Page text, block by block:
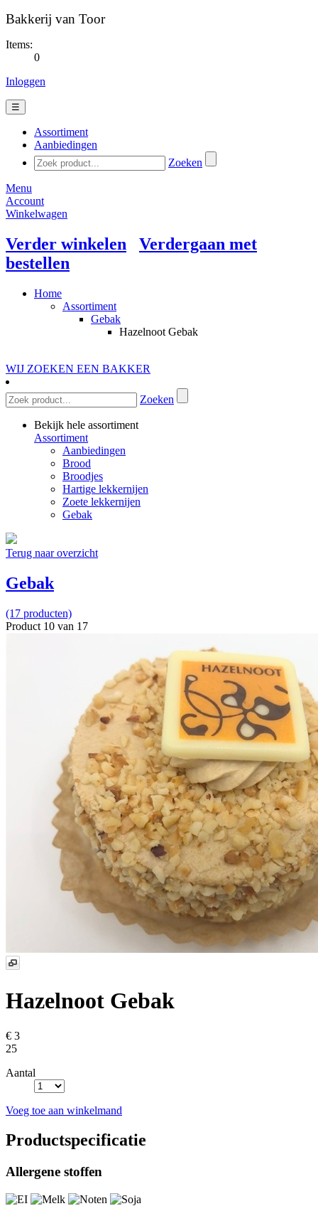
Bakkerij van Toor
Items:
0
Inloggen
☰
Assortiment
Aanbiedingen
Zoeken
Menu
Account
Winkelwagen
Verder winkelen
Verdergaan met
bestellen
Home
Assortiment
Gebak
Hazelnoot Gebak
WIJ ZOEKEN EEN BAKKER
Zoeken
Bekijk hele assortiment
Assortiment
Aanbiedingen
Brood
Broodjes
Hartige lekkernijen
Zoete lekkernijen
Gebak
Terug naar overzicht
Gebak
(17 producten)
Product 10 van 17
Hazelnoot Gebak
€ 3
25
Aantal
Voeg toe aan winkelmand
Productspecificatie
Allergene stoffen